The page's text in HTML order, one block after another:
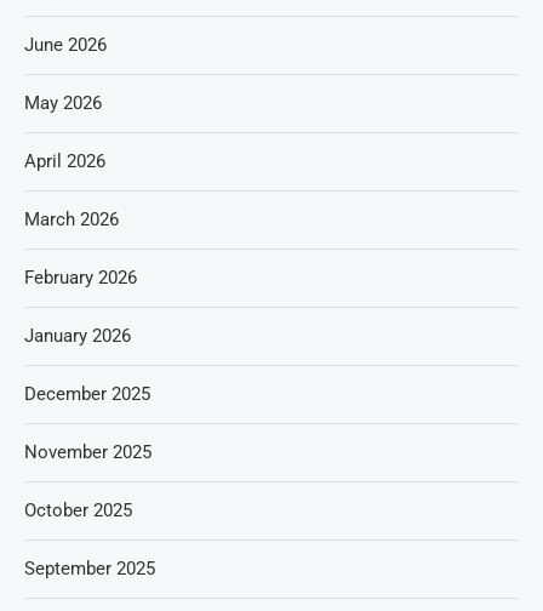
June 2026
May 2026
April 2026
March 2026
February 2026
January 2026
December 2025
November 2025
October 2025
September 2025